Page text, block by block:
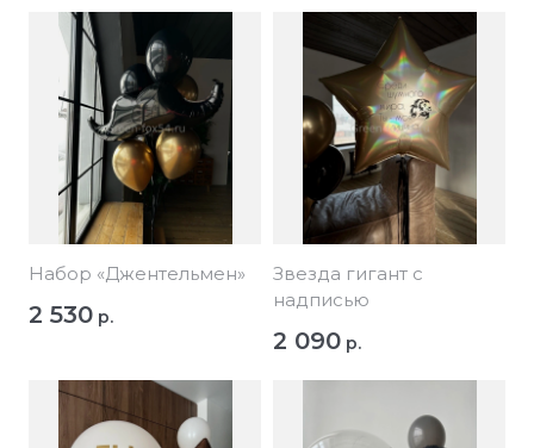
Набор «Джентельмен»
2 530 р.
Звезда гигант с
надписью
2 090 р.